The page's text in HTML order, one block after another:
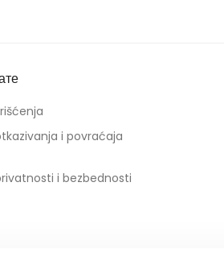
i povraćaja
i bezbednosti